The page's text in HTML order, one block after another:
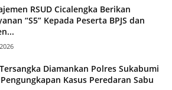
RSUD Cicalengka Berikan
“S5” Kepada Peserta BPJS dan
Diamankan Polres Sukabumi
Kasus Peredaran Sabu